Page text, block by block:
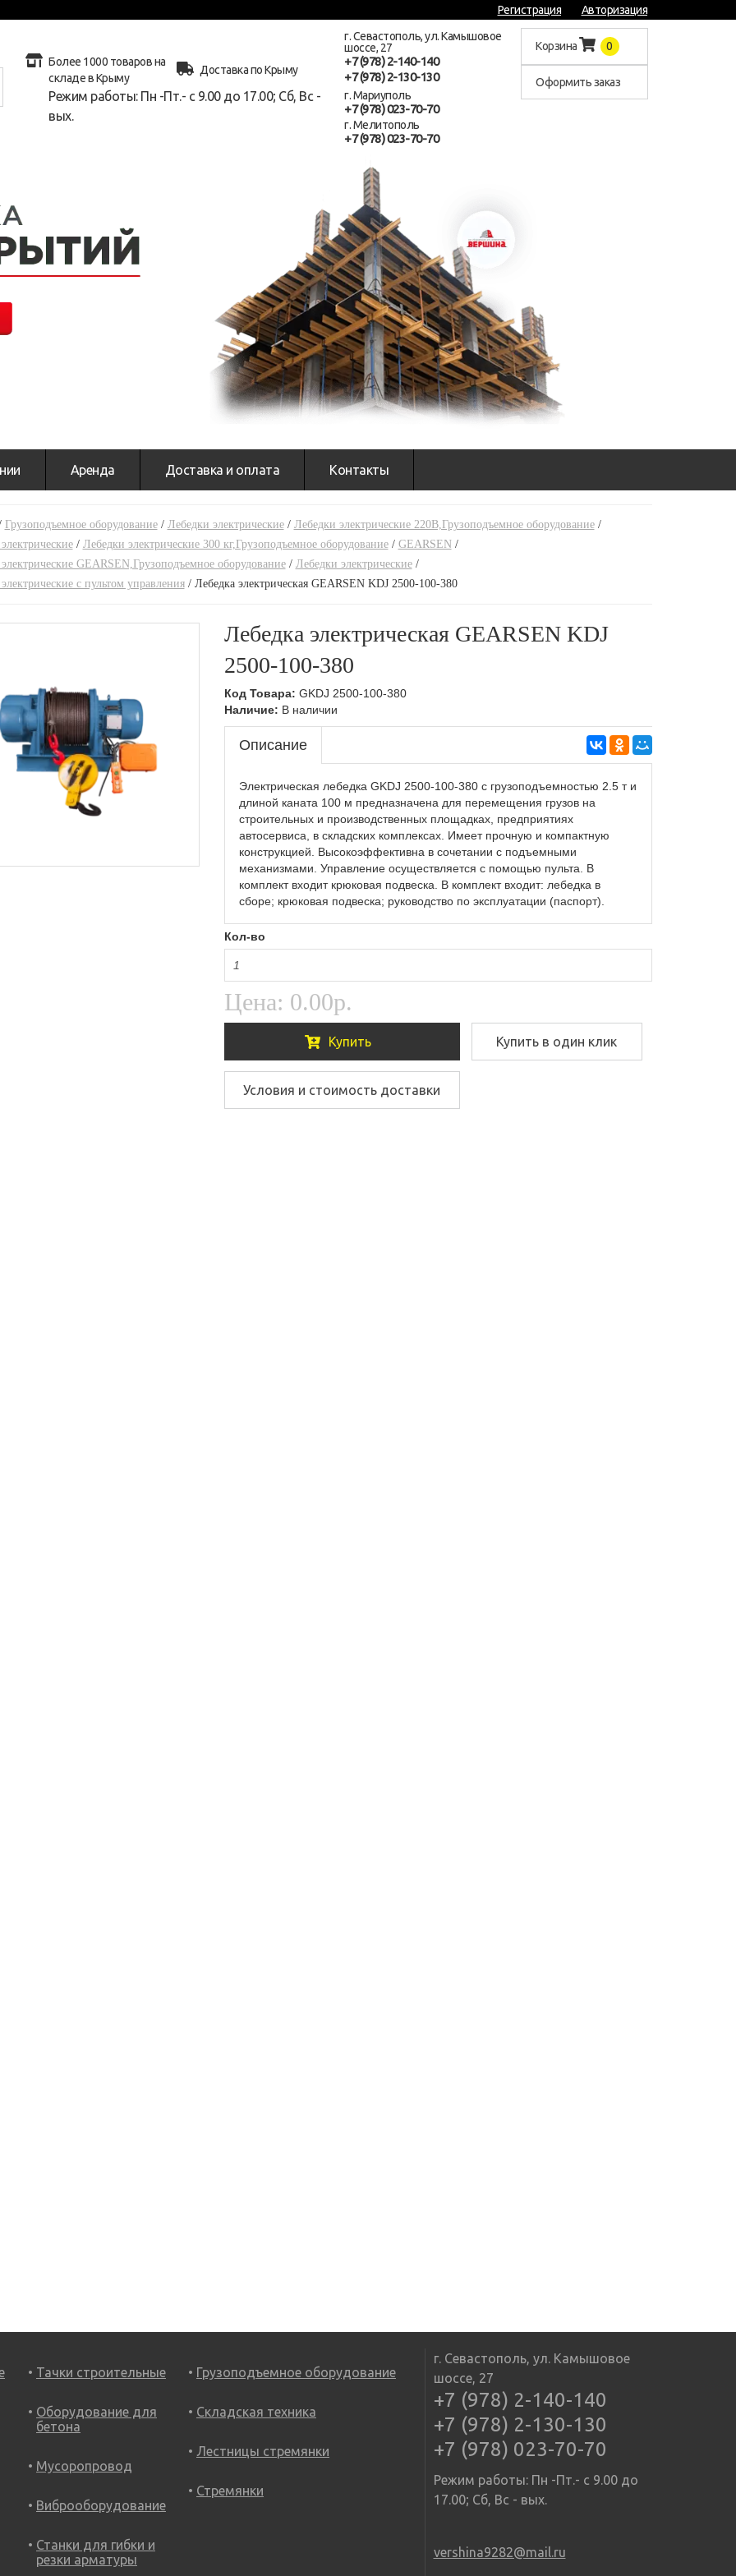
Регистрация Авторизация
Более 1000 товаров на
складе в Крыму
Доставка по Крыму
Режим работы: Пн -Пт.- с 9.00 до 17.00; Сб, Вс -
вых.
г. Севастополь, ул. Камышовое
шоссе, 27
+7 (978) 2-140-140
+7 (978) 2-130-130
г. Мариуполь
+7 (978) 023-70-70
г. Мелитополь
+7 (978) 023-70-70
Корзина 0
Оформить заказ
Аренда Доставка и оплата Контакты
Грузоподъемное оборудование/ Лебедки электрические/ Лебедки электрические 220В,Грузоподъемное оборудование/
/ Лебедки электрические 300 кг,Грузоподъемное оборудование/ GEARSEN/
GEARSEN,Грузоподъемное оборудование/ Лебедки электрические/
с пультом управления/ Лебедка электрическая GEARSEN KDJ 2500-100-380
Лебедка электрическая GEARSEN KDJ
2500-100-380
Код Товара: GKDJ 2500-100-380
Наличие: В наличии
Описание
Электрическая лебедка GKDJ 2500-100-380 с грузоподъемностью 2.5 т и
длиной каната 100 м предназначена для перемещения грузов на
строительных и производственных площадках, предприятиях
автосервиса, в складских комплексах. Имеет прочную и компактную
конструкцией. Высокоэффективна в сочетании с подъемными
механизмами. Управление осуществляется с помощью пульта. В
комплект входит крюковая подвеска. В комплект входит: лебедка в
сборе; крюковая подвеска; руководство по эксплуатации (паспорт).
Кол-во
Цена: 0.00р.
Купить Купить в один клик
Условия и стоимость доставки
Тачки строительные
Оборудование для
бетона
Мусоропровод
Виброоборудование
Станки для гибки и
резки арматуры
Грузоподъемное оборудование
Складская техника
Лестницы стремянки
Стремянки
г. Севастополь, ул. Камышовое
шоссе, 27
+7 (978) 2-140-140
+7 (978) 2-130-130
+7 (978) 023-70-70
Режим работы: Пн -Пт.- с 9.00 до
17.00; Сб, Вс - вых.
vershina9282@mail.ru